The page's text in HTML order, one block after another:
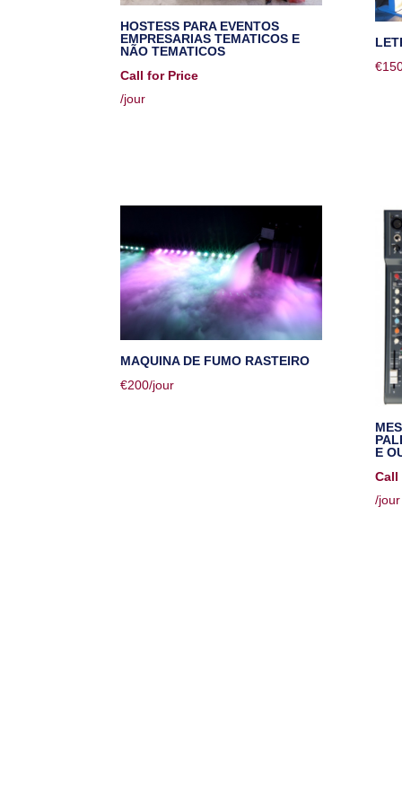
HOSTESS PARA EVENTOS
EMPRESARIAS TEMATICOS E
NÃO TEMATICOS
Call for Price
/jour
€
MAQUINA DE FUMO RASTEIRO
€200/jour
E
Call
/jour